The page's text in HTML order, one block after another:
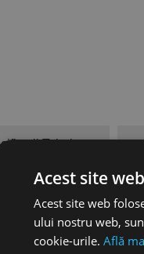
Tehnice
bule de nivel, lungime
cu bule de nivel
Acest site
Acest site web
ului nostru web,
cookie-urile. Află